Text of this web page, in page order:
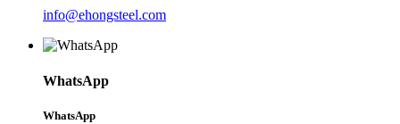
info@ehongsteel.com
WhatsApp
WhatsApp